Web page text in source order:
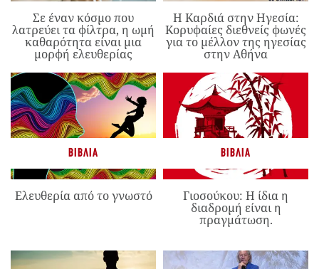
Σε έναν κόσμο που
λατρεύει τα φίλτρα, η ωμή
καθαρότητα είναι μια
μορφή ελευθερίας
Η Καρδιά στην Ηγεσία:
Κορυφαίες διεθνείς φωνές
για το μέλλον της ηγεσίας
στην Αθήνα
ΒΙΒΛΊΑ
Ελευθερία από το γνωστό
ΒΙΒΛΊΑ
Γιοσούκου: Η ίδια η
διαδρομή είναι η
πραγμάτωση.